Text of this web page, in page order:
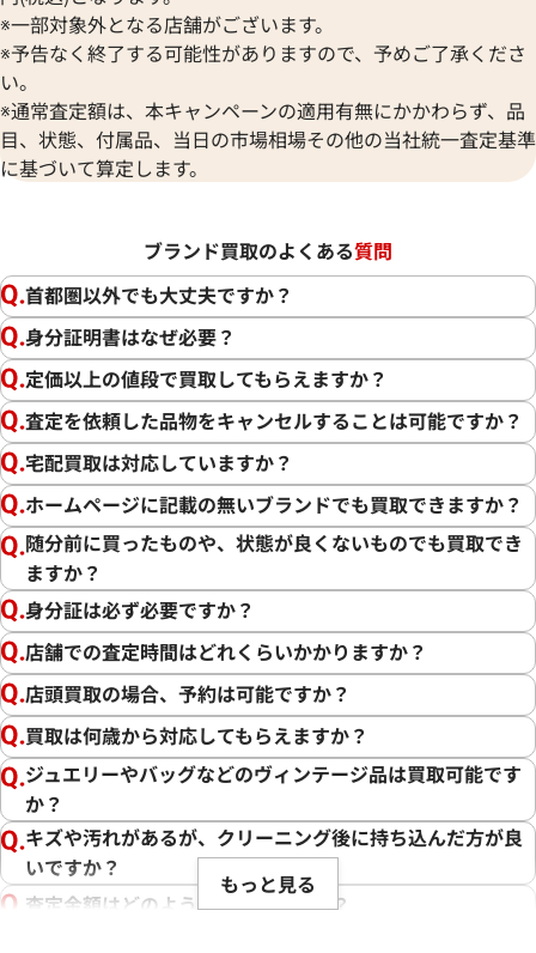
※一部対象外となる店舗がございます。
※予告なく終了する可能性がありますので、予めご了承くださ
い。
※通常査定額は、本キャンペーンの適用有無にかかわらず、品
目、状態、付属品、当日の市場相場その他の当社統一査定基準
に基づいて算定します。
ブランド買取のよくある質問
首都圏以外でも大丈夫ですか？
身分証明書はなぜ必要？
定価以上の値段で買取してもらえますか？
査定を依頼した品物をキャンセルすることは可能ですか？
宅配買取は対応していますか？
ホームページに記載の無いブランドでも買取できますか？
随分前に買ったものや、状態が良くないものでも買取でき
ますか？
身分証は必ず必要ですか？
店舗での査定時間はどれくらいかかりますか？
店頭買取の場合、予約は可能ですか？
買取は何歳から対応してもらえますか？
ジュエリーやバッグなどのヴィンテージ品は買取可能です
か？
キズや汚れがあるが、クリーニング後に持ち込んだ方が良
いですか？
査定金額はどのように決まりますか？
もっと見る